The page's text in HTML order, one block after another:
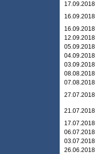
17.09.2018
16.09.2018
16.09.2018
12.09.2018
05.09.2018
04.09.2018
03.09.2018
08.08.2018
07.08.2018
27.07.2018
21.07.2018
17.07.2018
06.07.2018
03.07.2018
26.06.2018